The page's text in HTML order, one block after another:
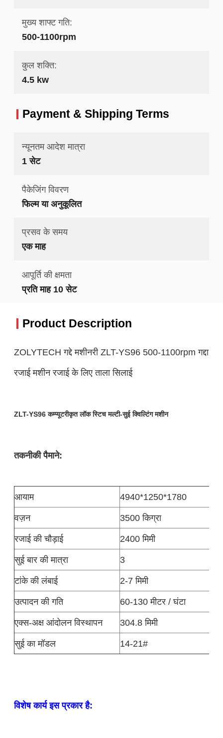
मुख्य शाफ्ट गति:
500-1100rpm
कुल शक्ति:
4.5 kw
Payment & Shipping Terms
न्यूनतम आदेश मात्रा
1 सेट
पैकेजिंग विवरण
फिल्म या अनुकूलित
प्रसव के समय
एक माह
आपूर्ति की क्षमता
प्रति माह 10 सेट
Product Description
ZOLYTECH गद्दे मशीनरी ZLT-YS96 500-1100rpm गद्दा
रजाई मशीन रजाई के लिए ताला सिलाई
ZLT-YS96 कम्प्यूटरीकृत लॉक स्टिच मल्टी-सुई क्विल्टिंग मशीन
तकनीकी पैमाने:
आयाम
4940*1250*1780
वज़न
3500 किग्रा
रजाई की चौड़ाई
2400 मिमी
सुई बार की मात्रा
3
टांके की लंबाई
2-7 मिमी
उत्पादन की गति
60-130 मीटर / घंटा
एक्स-अक्ष आंदोलन विस्थापन
304.8 मिमी
सुई का मॉडल
14-21#
विशेष कार्य इस प्रकार है: